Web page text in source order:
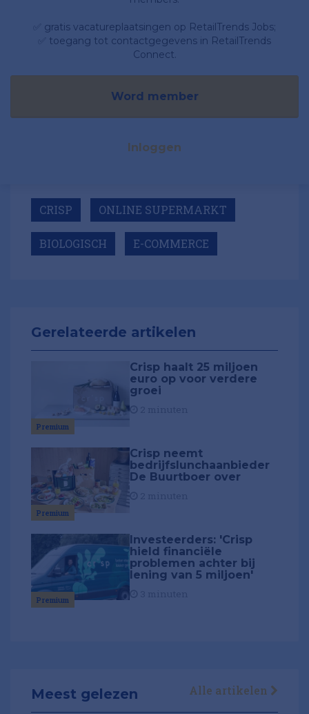
✅ gratis vacatureplaatsingen op RetailTrends Jobs;
✅ toegang tot contactgegevens in RetailTrends
Connect.
Word member
Inloggen
CRISP ONLINE SUPERMARKT
BIOLOGISCH E-COMMERCE
Gerelateerde artikelen
Premium
Crisp haalt 25 miljoen
euro op voor verdere
groei
Premium
Crisp neemt
bedrijfslunchaanbieder
De Buurtboer over
Premium
Investeerders: 'Crisp
hield financiële
problemen achter bij
lening van 5 miljoen'
Meest gelezen Alle artikelen